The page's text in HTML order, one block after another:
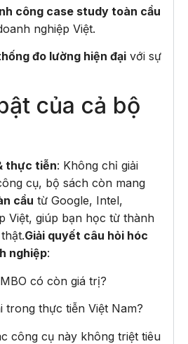
công case study toàn cầu
nghiệp Việt.
đo lường hiện đại với sự
của cả bộ
thực tiễn: Không chỉ giải
cụ, bộ sách còn mang
cầu từ Google, Intel,
Việt, giúp bạn học từ thành
Giải quyết câu hỏi hóc
nghiệp:
có còn giá trị?
trong thực tiễn Việt Nam?
công cụ này không triệt tiêu